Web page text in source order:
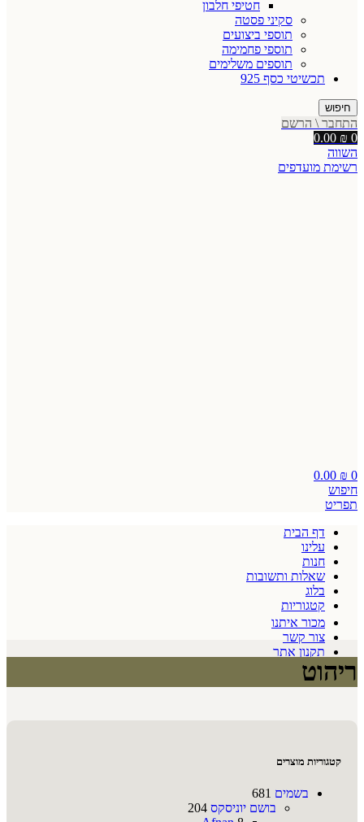
חטיפי חלבון
סקיני פסטה
תוספי ביצועים
תוספי פחמימה
תוספים משלימים
תכשיטי כסף 925
חיפוש
התחבר \ הרשם
0
0.00 ₪
השווה
רשימת מועדפים
0
0.00 ₪
חיפוש
תפריט
דף הבית
עלינו
חנות
שאלות ותשובות
בלוג
קטגוריות
מכור איתנו
צור קשר
תקנון אתר
ריהוט
קטגוריות מוצרים
בשמים 681
בושם יוניסקס 204